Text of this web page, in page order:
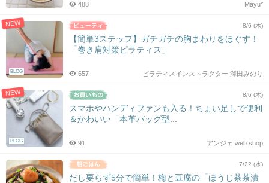
Mayu*
488
NEW
BLOG
8/6 (木)
【簡単3ステップ】ガチガチの胸まわりをほぐす！
「巻き肩対策ピラティス」
ピラティスインストラクター 澤田みのり
657
NEW
BLOG
8/6 (木)
スマホやハンディファンも入る！ちょい足しで便利
＆かわいい「本革バッグ型...
アンジェ web shop
91
7/22 (水)
だし要らず5分で簡単！梅と豆腐の「ほうじ茶茶漬